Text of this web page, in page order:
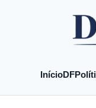
InícioDF